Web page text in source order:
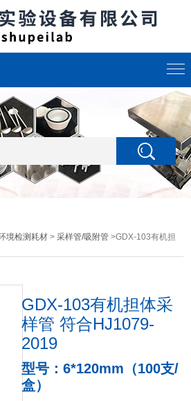
境检测耗材 >采样管/吸附管 >GDX-103有机担
GDX-103有机担体采
样管 符合HJ1079-
2019
型号：6*120mm（100支/
盒）